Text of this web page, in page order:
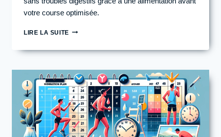
votre course optimisée.
LIRE LA SUITEQUELLE
AVANT
DE
50
À
100
KM
?